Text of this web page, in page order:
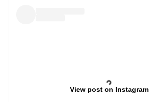
View post on Instagram